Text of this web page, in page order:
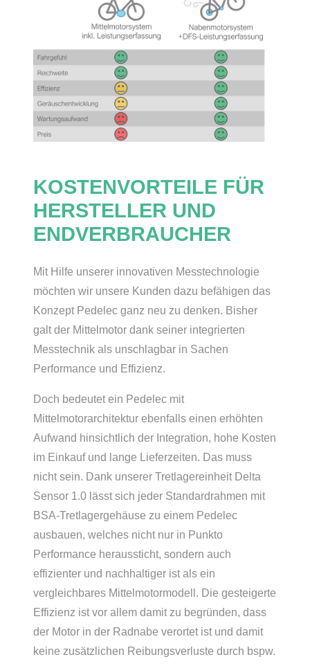
KOSTENVORTEILE FÜR
HERSTELLER UND
ENDVERBRAUCHER
Mit Hilfe unserer innovativen Messtechnologie
möchten wir unsere Kunden dazu befähigen das
Konzept Pedelec ganz neu zu denken. Bisher
galt der Mittelmotor dank seiner integrierten
Messtechnik als unschlagbar in Sachen
Performance und Effizienz.
Doch bedeutet ein Pedelec mit
Mittelmotorarchitektur ebenfalls einen erhöhten
Aufwand hinsichtlich der Integration, hohe Kosten
im Einkauf und lange Lieferzeiten. Das muss
nicht sein. Dank unserer Tretlagereinheit Delta
Sensor 1.0 lässt sich jeder Standardrahmen mit
BSA-Tretlagergehäuse zu einem Pedelec
ausbauen, welches nicht nur in Punkto
Performance heraussticht, sondern auch
effizienter und nachhaltiger ist als ein
vergleichbares Mittelmotormodell. Die gesteigerte
Effizienz ist vor allem damit zu begründen, dass
der Motor in der Radnabe verortet ist und damit
keine zusätzlichen Reibungsverluste durch bspw.